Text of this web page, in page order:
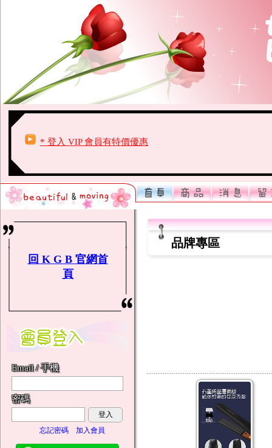
* 登入 VIP 會員有特價優惠
* 登入 VIP 會員有特價優惠
※賀KGB購物官網上線即日起~加入的會員截圖傳至
春節休假期間 : 2/7-2/14
* 登入 VIP 會員有特價優惠
春節休假期間 : 2/7-2/14
* 登入 VIP 會員有特價優惠
※賀KGB購物官網上線即日起~加入的會員截圖傳至
春節休假期間 : 2/7-2/14
回 K G B 官網首
頁
Email / 手機
密碼
登入
忘記密碼
加入會員
品牌專區